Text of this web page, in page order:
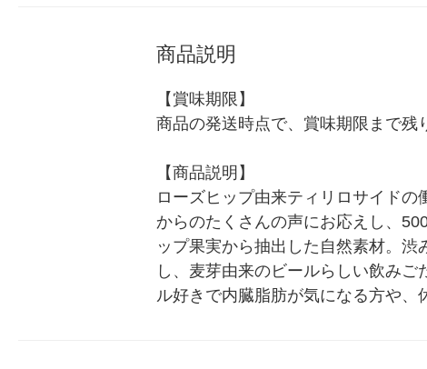
商品説明
【賞味期限】
商品の発送時点で、賞味期限まで残
【商品説明】
ローズヒップ由来ティリロサイド
からのたくさんの声にお応えし、
ップ果実から抽出した自然素材。
し、麦芽由来のビールらしい飲み
ル好きで内臓脂肪が気になる方や、